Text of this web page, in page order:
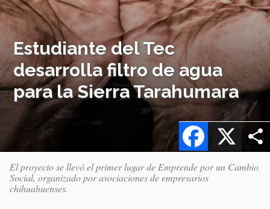
Estudiante del Tec
desarrolla filtro de agua
para la Sierra Tarahumara
X
Facebook
El proyecto se llevó el primer lugar de Emprende por un Cambio
Social, organizado por asociaciones de empresarios
chihuahuenses.